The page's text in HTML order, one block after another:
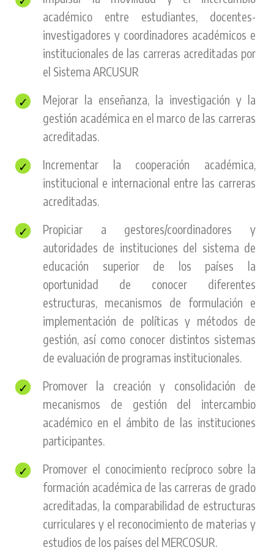
académico entre estudiantes, docentes-
investigadores y coordinadores académicos e
institucionales de las carreras acreditadas por
el Sistema ARCUSUR
Mejorar la enseñanza, la investigación y la
gestión académica en el marco de las carreras
acreditadas.
Incrementar la cooperación académica,
institucional e internacional entre las carreras
acreditadas.
Propiciar a gestores/coordinadores y
autoridades de instituciones del sistema de
educación superior de los países la
oportunidad de conocer diferentes
estructuras, mecanismos de formulación e
implementación de políticas y métodos de
gestión, así como conocer distintos sistemas
de evaluación de programas institucionales.
Promover la creación y consolidación de
mecanismos de gestión del intercambio
académico en el ámbito de las instituciones
participantes.
Promover el conocimiento recíproco sobre la
formación académica de las carreras de grado
acreditadas, la comparabilidad de estructuras
curriculares y el reconocimiento de materias y
estudios de los países del MERCOSUR.